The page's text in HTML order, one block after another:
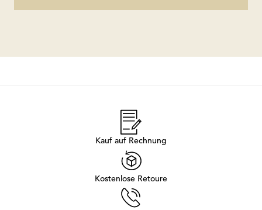
Kauf auf Rechnung
Kostenlose Retoure